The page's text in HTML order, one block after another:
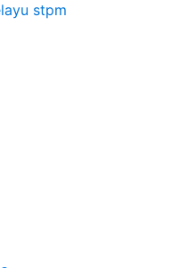
stpm